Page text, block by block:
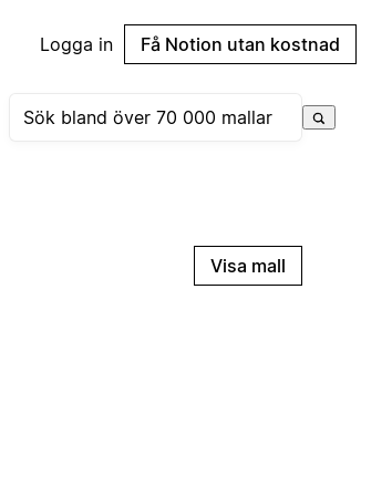
Logga in Få Notion utan kostnad
Visa mall